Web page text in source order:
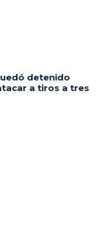
detenido
a tiros a tres